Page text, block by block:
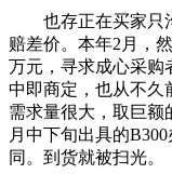
也存正在买家只沟
赔差价。本年2月，
万元，寻求成心采购
中即商定，也从不久
需求量很大，取巨额
月中下旬出具的
同。到货就被扫光。